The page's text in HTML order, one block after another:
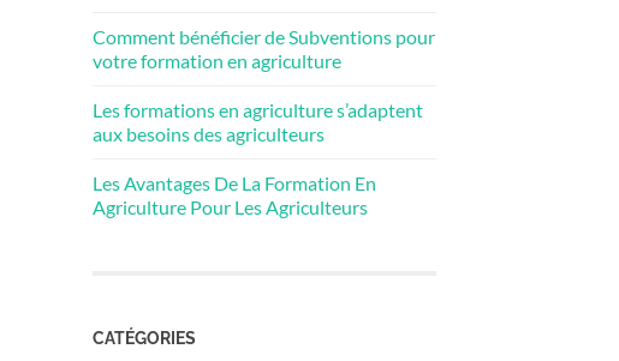
Comment bénéficier de Subventions pour
votre formation en agriculture
Les formations en agriculture s’adaptent
aux besoins des agriculteurs
Les Avantages De La Formation En
Agriculture Pour Les Agriculteurs
CATÉGORIES